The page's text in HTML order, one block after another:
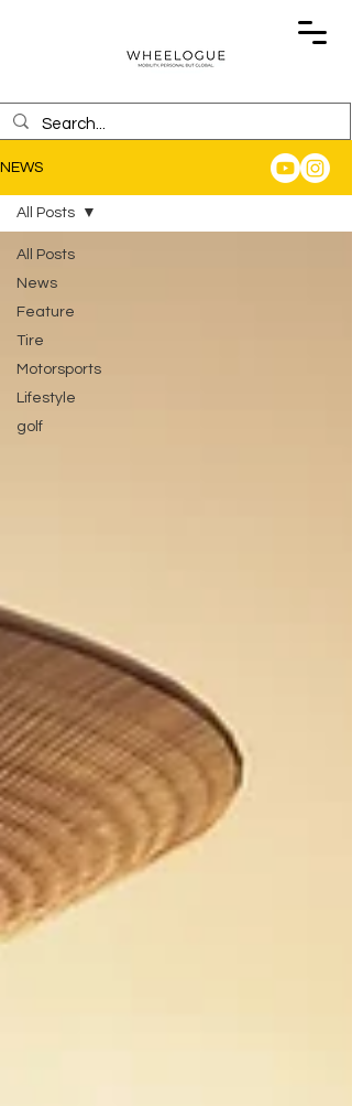
NEWS
All Posts
News
Feature
Tire
Motorsports
Lifestyle
golf
All Posts